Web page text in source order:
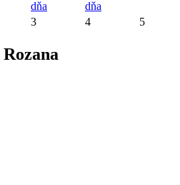
dňa
dňa
3 4 5